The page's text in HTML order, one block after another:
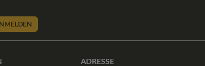
ADRESSE